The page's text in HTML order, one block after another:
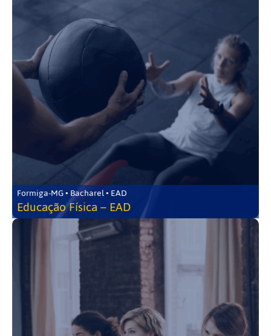
Formiga-MG • Bacharel • EAD
Educação Física – EAD